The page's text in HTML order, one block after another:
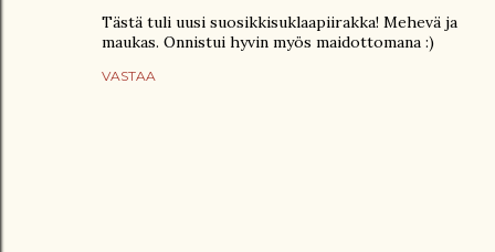
Tästä tuli uusi suosikkisuklaapiirakka! Mehevä ja
maukas. Onnistui hyvin myös maidottomana :)
VASTAA